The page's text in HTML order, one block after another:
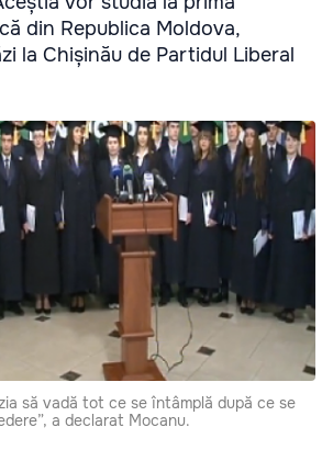
din Republica Moldova,
la Chișinău de Partidul Liberal
să vadă tot ce se întâmplă după ce se
a declarat Mocanu.